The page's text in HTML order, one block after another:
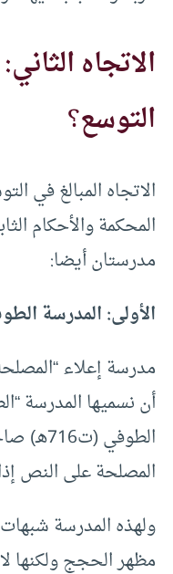
الاتجاه
التوسع؟
الاتجاه المبالغ في
المحكمة والأحكام
مدرستان أيضا:
الأولى: المدرسة
مدرسة إعلاء
أن نسميها المدرسة
الطوفي
المصلحة على النص
ولهذه المدرسة
مظهر الحجج ولكنها